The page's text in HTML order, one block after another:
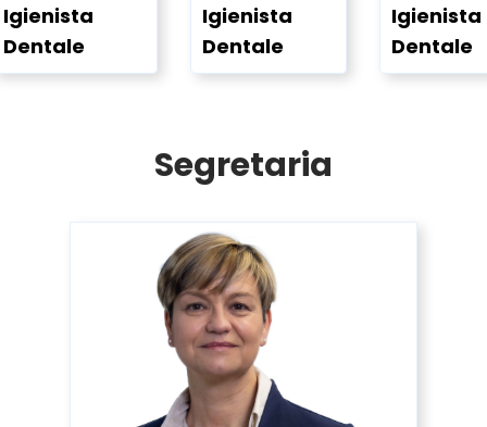
Igienista
Dentale
Igienista
Dentale
Igienista
Dentale
Segretaria